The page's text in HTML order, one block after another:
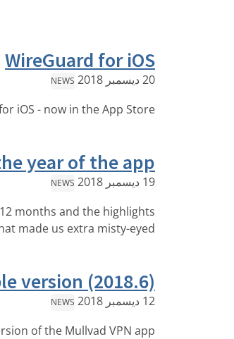
WireGuard for iOS
20 ديسمبر 2018 NEWS
iOS - now in the App Store.
year of the app
19 ديسمبر 2018 NEWS
months and the highlights
made us extra misty-eyed.
version (2018.6)
12 ديسمبر 2018 NEWS
of the Mullvad VPN app!